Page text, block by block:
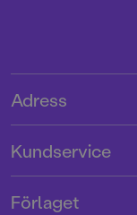
Adress
Tryckerigatan 4
Kundservice
Förlaget